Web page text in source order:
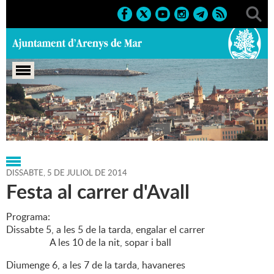
Portada > Regidories > Cultura > Agenda > 05-07-2014
DISSABTE, 5 DE JULIOL DE 2014
Festa al carrer d'Avall
Programa:
Dissabte 5, a les 5 de la tarda, engalar el carrer
A les 10 de la nit, sopar i ball
Diumenge 6, a les 7 de la tarda, havaneres